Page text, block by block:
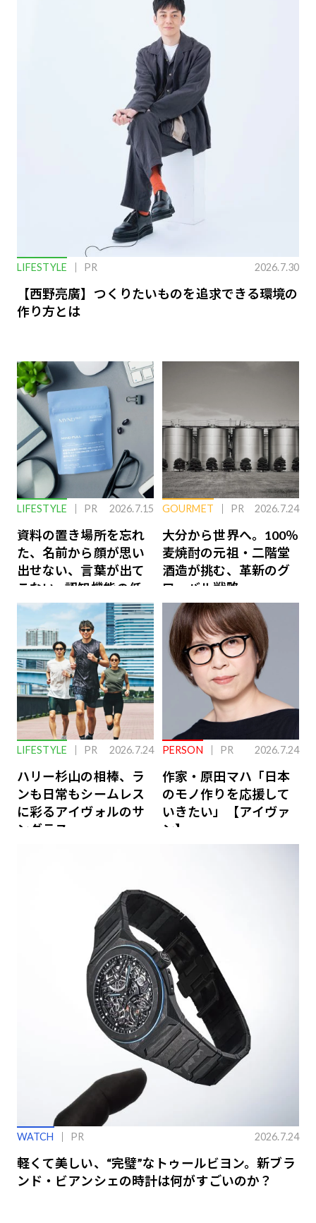
LIFESTYLE PR 2026.7.30
【西野亮廣】つくりたいものを追求できる環境の
作り方とは
LIFESTYLE PR 2026.7.15
資料の置き場所を忘れ
た、名前から顔が思い
出せない、言葉が出て
こない…認知機能の低
下を救う、脳のインナ
ーケアとは
GOURMET PR 2026.7.24
大分から世界へ。100％
麦焼酎の元祖・二階堂
酒造が挑む、革新のグ
ローバル戦略
LIFESTYLE PR 2026.7.24
ハリー杉山の相棒、ラ
ンも日常もシームレス
に彩るアイヴォルのサ
ングラス
PERSON PR 2026.7.24
作家・原田マハ「日本
のモノ作りを応援して
いきたい」【アイヴァ
ン】
WATCH PR 2026.7.24
軽くて美しい、“完璧”なトゥールビヨン。新ブラ
ンド・ビアンシェの時計は何がすごいのか？